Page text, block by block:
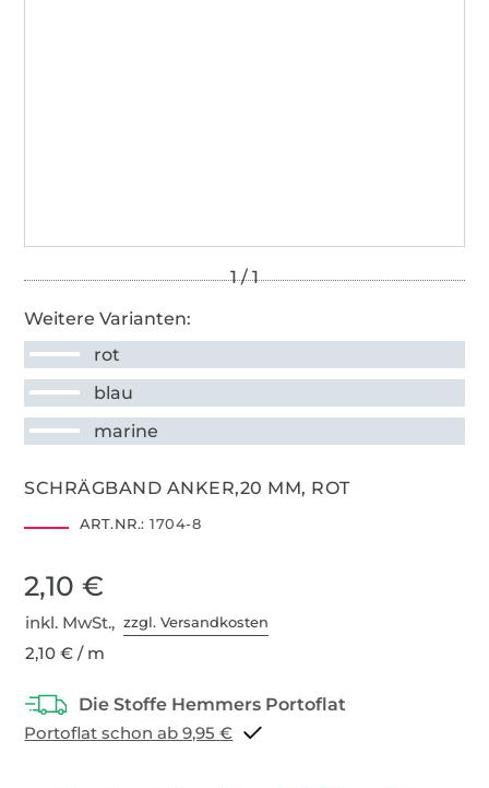
Weitere Varianten:
rot
blau
marine
SCHRÄGBAND ANKER,20 MM, ROT
ART.NR.: 1704-8
2,10 €
inkl. MwSt.,zzgl. Versandkosten
2,10 € / m
Portoflat schon ab 9,95 €